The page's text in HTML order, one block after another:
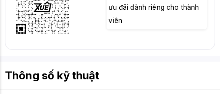
ưu đãi dành riêng cho thành
viên
Thông số kỹ thuật